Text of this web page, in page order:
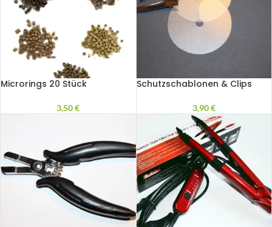
Microrings 20 Stück
3,50€
Schutzschablonen & Clips
3,90€